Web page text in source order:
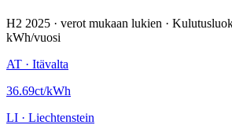
H2 2025 · verot mukaan lukien ·
kWh/vuosi
AT · Itävalta
36.69ct/kWh
LI · Liechtenstein